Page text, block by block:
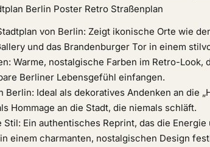
Berlin Poster Retro Straßenplan
von Berlin: Zeigt ikonische Orte wie
und das Brandenburger Tor in einem
Warme, nostalgische Farben im Retro-Look,
Berliner Lebensgefühl einfangen.
Berlin: Ideal als dekoratives Andenken an die
Hommage an die Stadt, die niemals schläft.
Stil: Ein authentisches Reprint, das die
einem charmanten, nostalgischen Design